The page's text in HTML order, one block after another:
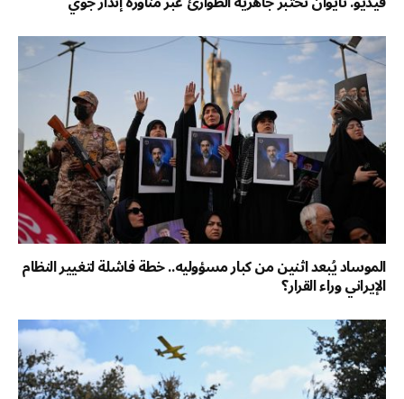
الموساد يُبعد اثنين من كبار مسؤوليه.. خطة فاشلة لتغيير النظام
الإيراني وراء القرار؟